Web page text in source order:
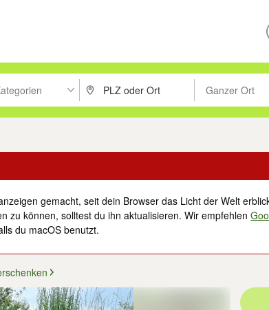
suchen, oder Vorschläge mit den Pfeiltasten nach oben/
PLZ oder Ort eingeben. Eingabetaste
Ganzer Ort
Suche im
gemacht, seit dein Browser das Licht der Welt
zu können, solltest du ihn aktualisieren. Wir empfehlen
du macOS benutzt.